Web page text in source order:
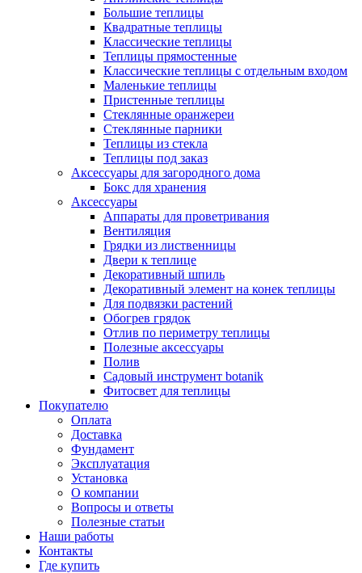
Большие теплицы
Квадратные теплицы
Классические теплицы
Теплицы прямостенные
Классические теплицы с отдельным входом
Маленькие теплицы
Пристенные теплицы
Стеклянные оранжереи
Стеклянные парники
Теплицы из стекла
Теплицы под заказ
Аксессуары для загородного дома
Бокс для хранения
Аксессуары
Аппараты для проветривания
Вентиляция
Грядки из лиственницы
Двери к теплице
Декоративный шпиль
Декоративный элемент на конек теплицы
Для подвязки растений
Обогрев грядок
Отлив по периметру теплицы
Полезные аксессуары
Полив
Садовый инструмент botanik
Фитосвет для теплицы
Покупателю
Оплата
Доставка
Фундамент
Эксплуатация
Установка
О компании
Вопросы и ответы
Полезные статьи
Наши работы
Контакты
Где купить